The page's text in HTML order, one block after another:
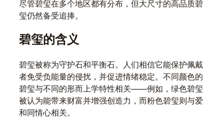
尽管碧玺在多个地区都有分布，但大尺寸的高品质碧
玺仍然备受追捧。
碧玺的含义
碧玺被称为守护石和平衡石。人们相信它能保护佩戴
者免受负能量的侵扰，并促进情绪稳定。不同颜色的
碧玺与不同的形而上学特性相关——例如，绿色碧玺
被认为能带来财富并增强创造力，而粉色碧玺则与爱
和同情心相关。